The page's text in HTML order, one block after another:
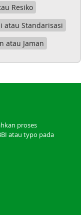
Resiko
atau Standarisasi
atau Jaman
proses
atau typo pada